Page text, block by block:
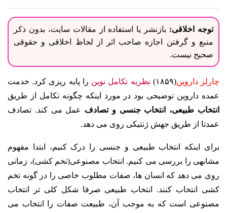
توجه اخلاقی: بازنشر یا استفاده از مقالات سایت، بدون ذکر
منبع و گرفتن اجازه صاحب اثر از لحاظ اخلاقی و حقوقی
صحیح نیست.
چارلز داروین(۱۸۵۹) نظریه تکامل نوین را پایه ریزی کرد. خدمت
عمده داروین توضیحی بود در مورد اینکه چگونه تکامل از طریق
انتخاب طبیعی، انتخاب جنسی و تصادف عمل می کند. تصادف
عمدتا از طریق جهش ژنتیکی روی می دهد.
برای اینکه انتخاب طبیعی و جنسی را درک کنیم، ابتدا مفهوم
مشابهی را بررسی می کنیم. انتخاب مصنوعی(تخم کشی)، زمانی
روی می دهد که انسان ها، صفات مطلوب خاصی را در گونه تخم
کشی انتخاب کنند. انتخاب طبیعی صرفا شکل کلی تر انتخاب
مصنوعی است که به موجب آن، طبیعت صفات را انتخاب می